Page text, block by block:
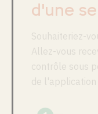
d'une
Souhaiteriez-
Allez-vous
contrôle sous
de l'application